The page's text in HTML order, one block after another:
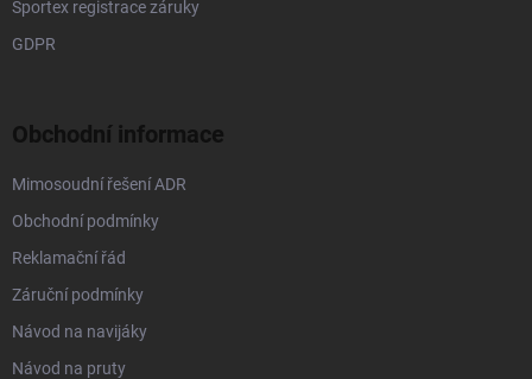
Sportex registrace záruky
GDPR
Obchodní informace
Mimosoudní řešení ADR
Obchodní podmínky
Reklamační řád
Záruční podmínky
Návod na navijáky
Návod na pruty